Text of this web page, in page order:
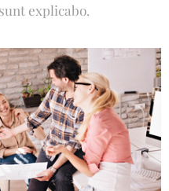
explicabo.